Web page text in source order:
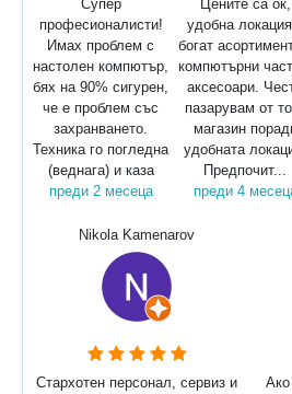
Супер
професионалисти!
Имах проблем с
настолен компютър,
бях на 90% сигурен,
че е проблем със
захранването.
Техника го погледна
(веднага) и каза
преди 2 месеца
Цените са ок,
удобна
богат
компютърни
аксесоари.
пазарувам от
магазин
удобната
Предпочит...
преди 4
Nikola Kamenarov
Стархотен персонал, сервиз и
Ако